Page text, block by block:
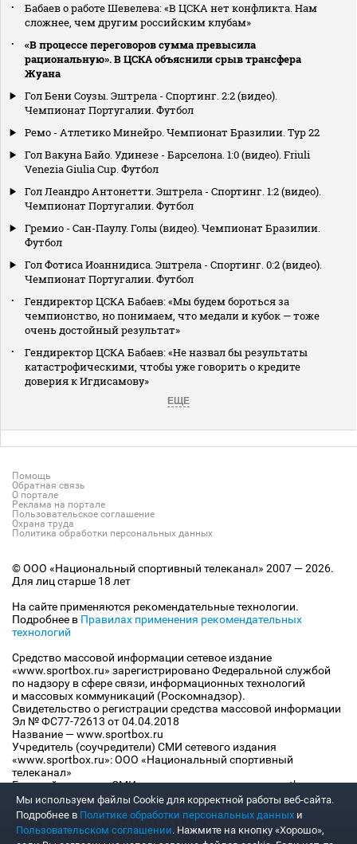
Бабаев о работе Шевелева: «В ЦСКА нет конфликта. Нам
сложнее, чем другим российским клубам»
«В процессе переговоров сумма превысила
рациональную». В ЦСКА объяснили срыв трансфера
Жуана
Гол Бени Соузы. Эштрела - Спортинг. 2:2 (видео).
Чемпионат Португалии. Футбол
Ремо - Атлетико Минейро. Чемпионат Бразилии. Тур 22
Гол Вакуна Байо. Удинезе - Барселона. 1:0 (видео). Friuli
Venezia Giulia Cup. Футбол
Гол Леандро Антонетти. Эштрела - Спортинг. 1:2 (видео).
Чемпионат Португалии. Футбол
Гремио - Сан-Паулу. Голы (видео). Чемпионат Бразилии.
Футбол
Гол Фотиса Иоаннидиса. Эштрела - Спортинг. 0:2 (видео).
Чемпионат Португалии. Футбол
Гендиректор ЦСКА Бабаев: «Мы будем бороться за
чемпионство, но понимаем, что медали и кубок — тоже
очень достойный результат»
Гендиректор ЦСКА Бабаев: «Не назвал бы результаты
катастрофическими, чтобы уже говорить о кредите
доверия к Игдисамову»
ЕЩЕ
Помощь
Обратная связь
О портале
Реклама на портале
Пользовательское соглашение
Охрана труда
Политика обработки персональных данных
© ООО «Национальный спортивный телеканал» 2007 — 2026.
Для лиц старше 18 лет
На сайте применяются рекомендательные технологии.
Подробнее в Правилах применения рекомендательных
технологий
Средство массовой информации сетевое издание
«www.sportbox.ru» зарегистрировано Федеральной службой
по надзору в сфере связи, информационных технологий
и массовых коммуникаций (Роскомнадзор).
Свидетельство о регистрации средства массовой информации
Эл № ФС77-72613 от 04.04.2018
Название — www.sportbox.ru
Учредитель (соучредители) СМИ сетевого издания
«www.sportbox.ru»: ООО «Национальный спортивный
телеканал»
Главный редактор СМИ сетевого издания «www.sportbox.ru»:
Конов В.А.
Номер телефона редакции СМИ сетевого издания
«www.sportbox.ru»: +7 (495) 653 8419
Адрес электронной почты редакции СМИ сетевого издания
Мы используем файлы Сookie для корректной работы веб-сайта.
Подробнее в Политике обработки персональных данных и
Пользовательском соглашении. Нажмите на кнопку «Хорошо»,